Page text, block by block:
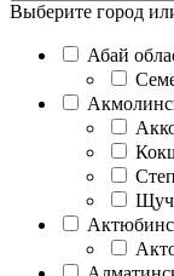
Выберите город
Абай